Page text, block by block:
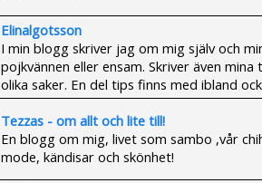
Elinalgotsson
I min blogg skriver jag om mig själv och
pojkvännen eller ensam. Skriver även
olika saker. En del tips finns med ibland
Tezzas - om allt och lite till!
En blogg om mig, livet som sambo ,vår
mode, kändisar och skönhet!